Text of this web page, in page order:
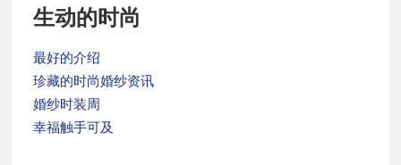
Sidebar
生动的时尚
最好的介绍
珍藏的时尚婚纱资讯
婚纱时装周
幸福触手可及